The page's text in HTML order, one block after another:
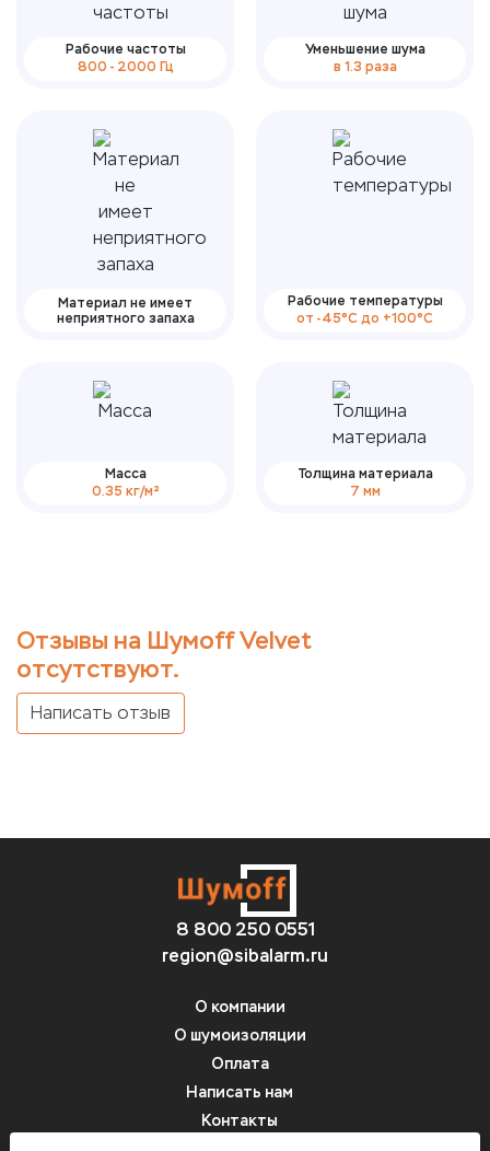
Рабочие частоты
800 - 2000 Гц
Уменьшение шума
в 1.3 раза
Материал не имеет
неприятного запаха
Рабочие температуры
от -45°С до +100°С
Масса
0.35 кг/м²
Толщина материала
7 мм
Отзывы на Шумоff Velvet
отсутствуют.
Написать отзыв
8 800 250 0551
region@sibalarm.ru
О компании
О шумоизоляции
Оплата
Написать нам
Контакты